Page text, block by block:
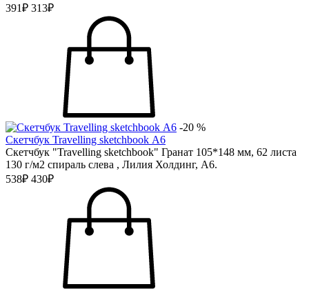
391₽ 313₽
-20 %
Скетчбук Travelling sketchbook А6
Скетчбук "Travelling sketchbook" Гранат 105*148 мм, 62 листа
130 г/м2 спираль слева , Лилия Холдинг, А6.
538₽ 430₽